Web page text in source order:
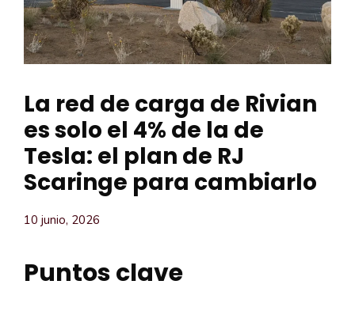
La red de carga de Rivian
es solo el 4% de la de
Tesla: el plan de RJ
Scaringe para cambiarlo
10 junio, 2026
Puntos clave